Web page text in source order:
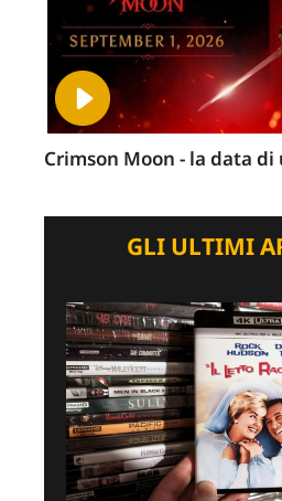
Crimson Moon - la data di
GLI ULTIMI